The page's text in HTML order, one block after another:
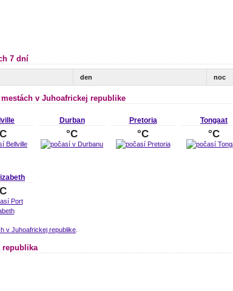
7 dní
den noc
v Juhoafrickej republike
Durban
°C
Pretoria
°C
Tongaat
°C
v Juhoafrickej republike
republika